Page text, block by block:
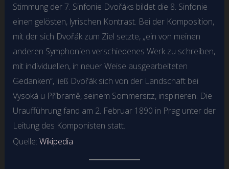
Stimmung der 7. Sinfonie Dvořáks bildet die 8. Sinfonie
einen gelösten, lyrischen Kontrast. Bei der Komposition,
mit der sich Dvořák zum Ziel setzte, „ein von meinen
anderen Symphonien verschiedenes Werk zu schreiben,
mit individuellen, in neuer Weise ausgearbeiteten
Gedanken“, ließ Dvořák sich von der Landschaft bei
Vysoká u Příbramě, seinem Sommersitz, inspirieren. Die
Uraufführung fand am 2. Februar 1890 in Prag unter der
Leitung des Komponisten statt.
Quelle: Wikipedia